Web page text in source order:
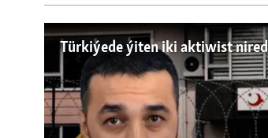
Türkiýede ýiten iki aktiwist